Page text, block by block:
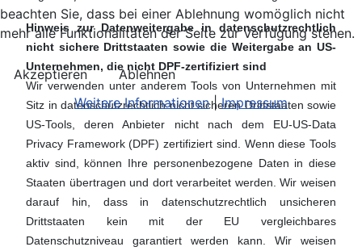
Hinweis zur Datenweitergabe in datenschutzrechtlich
nicht sichere Drittstaaten sowie die Weitergabe an US-
Unternehmen, die nicht DPF-zertifiziert sind
Wir verwenden unter anderem Tools von Unternehmen mit
Sitz in datenschutzrechtlich nicht sicheren Drittstaaten sowie
US-Tools, deren Anbieter nicht nach dem EU-US-Data
Privacy Framework (DPF) zertifiziert sind. Wenn diese Tools
aktiv sind, können Ihre personenbezogene Daten in diese
Staaten übertragen und dort verarbeitet werden. Wir weisen
darauf hin, dass in datenschutzrechtlich unsicheren
Drittstaaten kein mit der EU vergleichbares
Datenschutzniveau garantiert werden kann. Wir weisen
beachten Sie, dass bei einer Ablehnung womöglich nicht
mehr alle Funktionalitäten der Seite zur Verfügung stehen.
Akzeptieren
Ablehnen
Weitere Informationen|Impressum